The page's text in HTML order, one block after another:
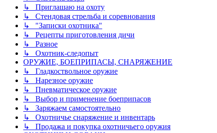
↳ Приглашаю на охоту
↳ Стендовая стрельба и соревнования
↳ "Записки охотника"
↳ Рецепты приготовления дичи
↳ Разное
↳ Охотник-следопыт
ОРУЖИЕ, БОЕПРИПАСЫ, СНАРЯЖЕНИЕ
↳ Гладкоствольное оружие
↳ Нарезное оружие
↳ Пневматическое оружие
↳ Выбор и применение боеприпасов
↳ Заряжаем самостоятельно
↳ Охотничье снаряжение и инвентарь
↳ Продажа и покупка охотничьего оружия